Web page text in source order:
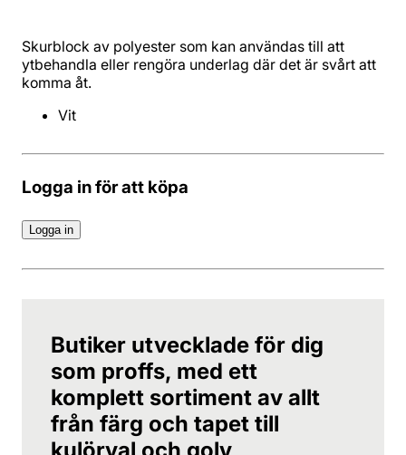
Skurblock av polyester som kan användas till att
ytbehandla eller rengöra underlag där det är svårt att
komma åt.
Vit
Logga in för att köpa
Logga in
Butiker utvecklade för dig
som proffs, med ett
komplett sortiment av allt
från färg och tapet till